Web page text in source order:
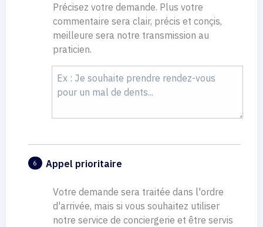
Précisez votre demande. Plus votre
commentaire sera clair, précis et conçis,
meilleure sera notre transmission au
praticien.
6 Appel prioritaire
Votre demande sera traitée dans l'ordre
d'arrivée, mais si vous souhaitez utiliser
notre service de conciergerie et être servis